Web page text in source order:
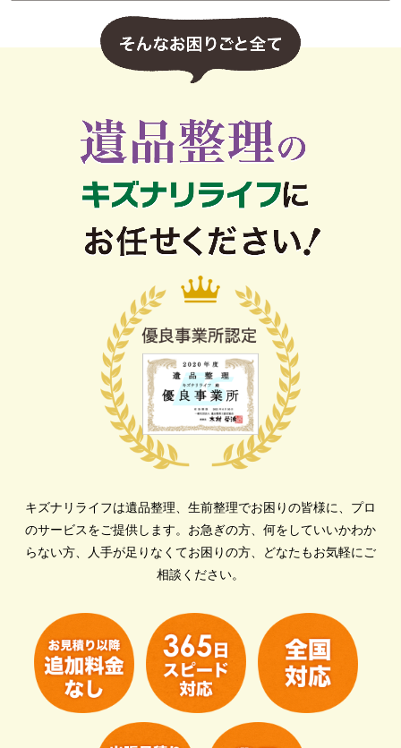
キズナリライフは遺品整理、生前整理でお困りの皆様に、プロ
のサービスをご提供します。 お急ぎの方、何をしていいかわか
らない方、人手が足りなくてお困りの方、どなたもお気軽にご
相談ください。